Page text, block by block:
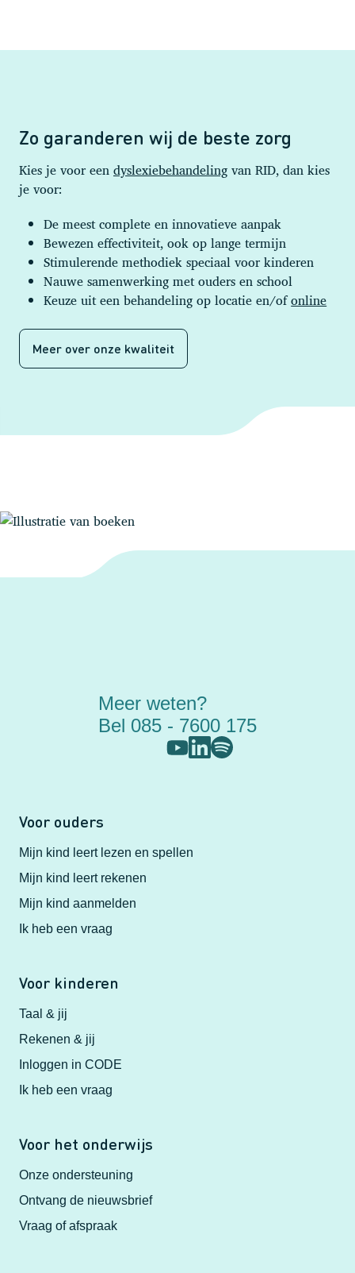
Zo garanderen wij de beste zorg
Kies je voor eendyslexiebehandelingvan RID, dan kies
je voor:
De meest complete en innovatieve aanpak
Bewezen effectiviteit, ook op lange termijn
Stimulerende methodiek speciaal voor kinderen
Nauwe samenwerking met ouders en school
Keuze uit een behandeling op locatie en/ofonline
Meer over onze kwaliteit
Meer weten?
Bel 085 - 7600 175
Voor ouders
Mijn kind leert lezen en spellen
Mijn kind leert rekenen
Mijn kind aanmelden
Ik heb een vraag
Voor kinderen
Taal & jij
Rekenen & jij
Inloggen in CODE
Ik heb een vraag
Voor het onderwijs
Onze ondersteuning
Ontvang de nieuwsbrief
Vraag of afspraak